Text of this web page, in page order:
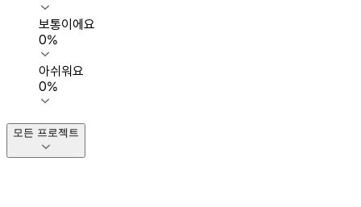
보통이에요
0%
아쉬워요
0%
모든 프로젝트